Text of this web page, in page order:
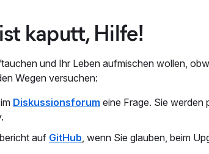
kaputt, Hilfe!
und Ihr Leben aufmischen wollen,
Wegen versuchen:
Diskussionsforum eine Frage. Sie
auf GitHub, wenn Sie glauben, beim